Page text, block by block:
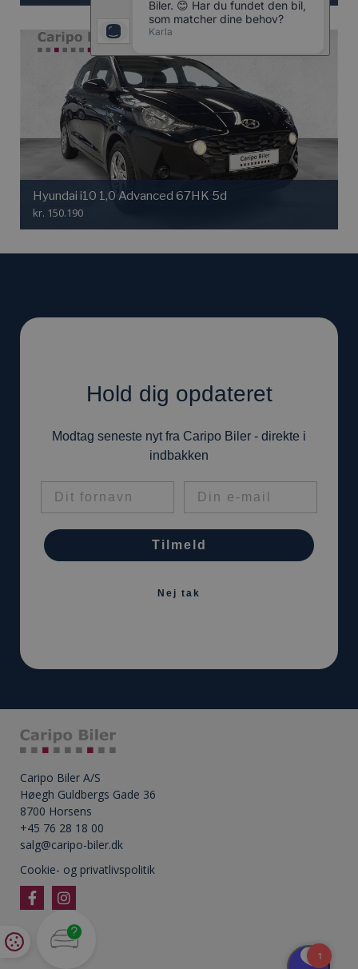
Hyundai i10 1,0 Advanced 67HK 5d
kr. 150.190
Hold dig opdateret
Modtag seneste nyt fra Caripo Biler - direkte i
indbakken
Tilmeld
Nej tak
Caripo Biler A/S
Høegh Guldbergs Gade 36
8700 Horsens
+45 76 28 18 00
salg@caripo-biler.dk
Cookie- og privatlivspolitik